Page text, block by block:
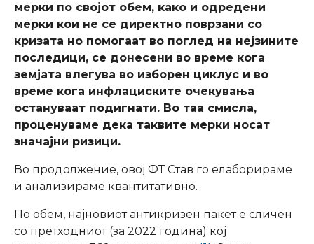
мерки по својот обем, како и одредени
мерки кои не се директно поврзани со
кризата но помогаат во поглед на нејзините
последици, се донесени во време кога
земјата влегува во изборен циклус и во
време кога инфлациските очекувања
остануваат подигнати. Во таа смисла,
проценуваме дека таквите мерки носат
значајни ризици.
Во продолжение, овој ФТ Став го елаборираме
и анализираме квантитативно.
По обем, најновиот антикризен пакет е сличен
со претходниот (за 2022 година) кој